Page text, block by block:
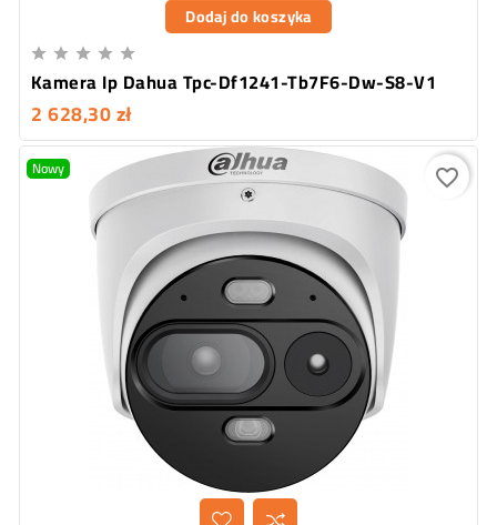
Dodaj do koszyka
    
Kamera Ip Dahua Tpc-Df1241-Tb7F6-Dw-S8-V1
2 628,30 zł
Nowy favorite_border